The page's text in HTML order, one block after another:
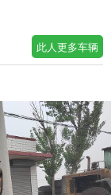
此人更多车辆